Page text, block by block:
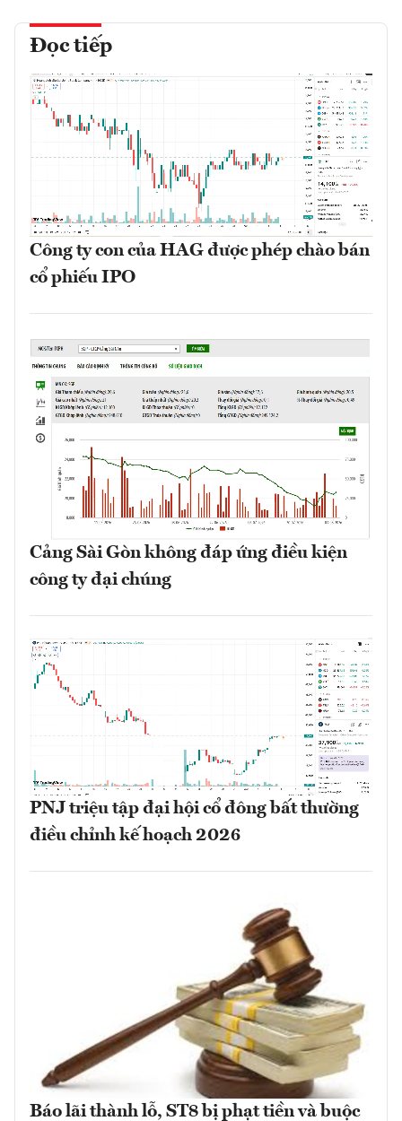
Đọc tiếp
Công ty con của HAG được phép chào bán
cổ phiếu IPO
Cảng Sài Gòn không đáp ứng điều kiện
công ty đại chúng
PNJ triệu tập đại hội cổ đông bất thường
điều chỉnh kế hoạch 2026
Báo lãi thành lỗ, ST8 bị phạt tiền và buộc